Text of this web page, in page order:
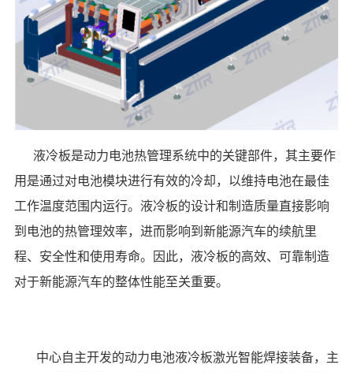
液冷板是动力电池热管理系统中的关键部件，其主要作
用是通过对电池模块进行有效的冷却，以维持电池在最佳
工作温度范围内运行。液冷板的设计和制造质量直接影响
到电池的热管理效率，进而影响到新能源汽车的续航里
程、安全性和使用寿命。因此，液冷板的高效、可靠制造
对于新能源汽车的整体性能至关重要。
中心自主开发的动力电池液冷板激光智能焊接装备，主